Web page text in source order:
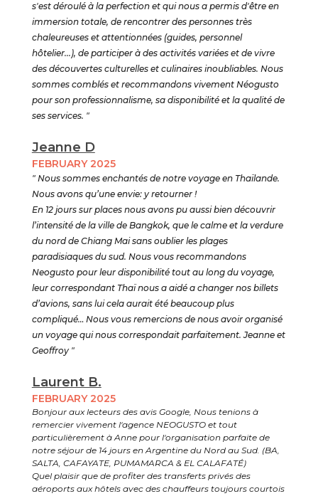
s'est déroulé à la perfection et qui nous a permis d'être en
immersion totale, de rencontrer des personnes très
chaleureuses et attentionnées (guides, personnel
hôtelier...), de participer à des activités variées et de vivre
des découvertes culturelles et culinaires inoubliables. Nous
sommes comblés et recommandons vivement Néogusto
pour son professionnalisme, sa disponibilité et la qualité de
ses services. "
Jeanne D
FEBRUARY 2025
" Nous sommes enchantés de notre voyage en Thaïlande.
Nous avons qu’une envie: y retourner !
En 12 jours sur places nous avons pu aussi bien découvrir
l’intensité de la ville de Bangkok, que le calme et la verdure
du nord de Chiang Mai sans oublier les plages
paradisiaques du sud. Nous vous recommandons
Neogusto pour leur disponibilité tout au long du voyage,
leur correspondant Thaï nous a aidé a changer nos billets
d’avions, sans lui cela aurait été beaucoup plus
compliqué… Nous vous remercions de nous avoir organisé
un voyage qui nous correspondait parfaitement. Jeanne et
Geoffroy "
Laurent B.
FEBRUARY 2025
Bonjour aux lecteurs des avis Google, Nous tenions à
remercier vivement l'agence NEOGUSTO et tout
particulièrement à Anne pour l'organisation parfaite de
notre séjour de 14 jours en Argentine du Nord au Sud. (BA,
SALTA, CAFAYATE, PUMAMARCA & EL CALAFATÉ)
Quel plaisir que de profiter des transferts privés des
aéroports aux hôtels avec des chauffeurs toujours courtois